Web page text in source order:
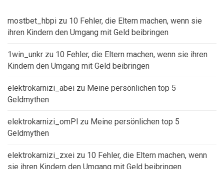
mostbet_hbpi zu 10 Fehler, die Eltern machen, wenn sie
ihren Kindern den Umgang mit Geld beibringen
1win_unkr zu 10 Fehler, die Eltern machen, wenn sie ihren
Kindern den Umgang mit Geld beibringen
elektrokarnizi_abei zu Meine persönlichen top 5
Geldmythen
elektrokarnizi_omPl zu Meine persönlichen top 5
Geldmythen
elektrokarnizi_zxei zu 10 Fehler, die Eltern machen, wenn
sie ihren Kindern den Umgang mit Geld beibringen